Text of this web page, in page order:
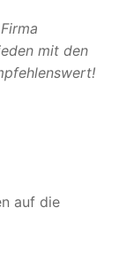
mit den
auf die